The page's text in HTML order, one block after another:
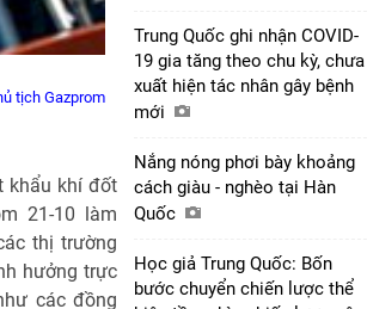
tịch Gazprom
khẩu khí đốt
21-10 làm
thị trường
hưởng trực
các đồng
Trung Quốc ghi nhận COVID-
19 gia tăng theo chu kỳ, chưa
xuất hiện tác nhân gây bệnh
mới
Nắng nóng phơi bày khoảng
cách giàu - nghèo tại Hàn
Quốc
Học giả Trung Quốc: Bốn
bước chuyển chiến lược thể